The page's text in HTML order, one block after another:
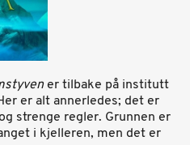
er tilbake på institutt
er alt annerledes; det er
strenge regler. Grunnen er
i kjelleren, men det er